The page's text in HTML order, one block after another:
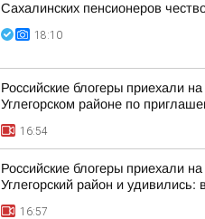
Сахалинских пенсионеров
18:10
Российские блогеры приехали
Углегорском районе по
16:54
Российские блогеры приехали
Углегорский район и
16:57